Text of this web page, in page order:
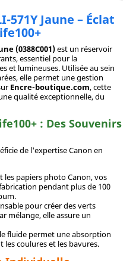
571Y Jaune – Éclat
(0388C001)est un réservoir
essentiel pour la
et lumineuses. Utilisée au sein
elle permet une gestion
Encre-boutique.com, cette
qualité exceptionnelle, du
: Des Souvenirs
de l'expertise Canon en
les papiers photo Canon, vos
pendant plus de 100
pour créer des verts
mélange, elle assure un
fluide permet une absorption
coulures et les bavures.